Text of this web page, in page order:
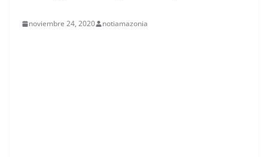
noviembre 24, 2020 notiamazonia